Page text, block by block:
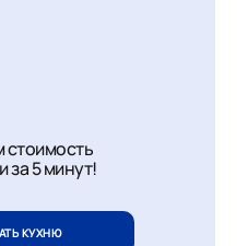
стоимость
за 5 минут!
КУХНЮ